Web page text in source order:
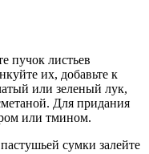
пучок листьев
их, добавьте к
или зеленый лук,
Для придания
или тмином.
сумки залейте